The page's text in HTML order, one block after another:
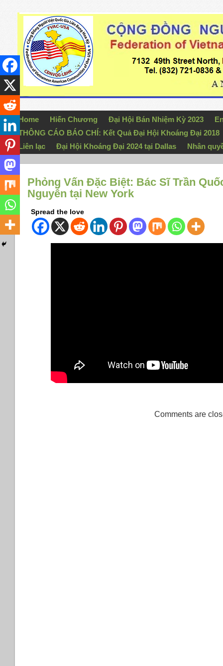
Home Hiến Chương Đại Hội Bán Nhiệm Kỳ 2023
THÔNG CÁO BÁO CHÍ: Kết Quả Đại Hội Khoáng Đại 2018
Liên lạc
Đại Hội Khoáng Đại 2024 tại Dallas Nhân
Phỏng Vấn Đặc Biệt: Bác Sĩ Trần
Nguyễn tại New York
Spread the love
Comments are